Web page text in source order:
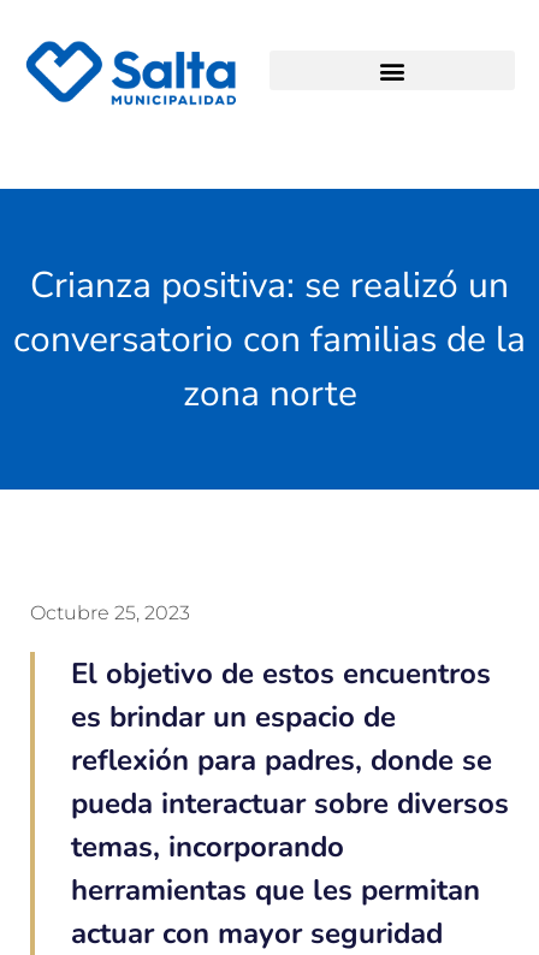
Crianza positiva: se realizó un
conversatorio con familias de la
zona norte
Octubre 25, 2023
El objetivo de estos encuentros
es brindar un espacio de
reflexión para padres, donde se
pueda interactuar sobre diversos
temas, incorporando
herramientas que les permitan
actuar con mayor seguridad